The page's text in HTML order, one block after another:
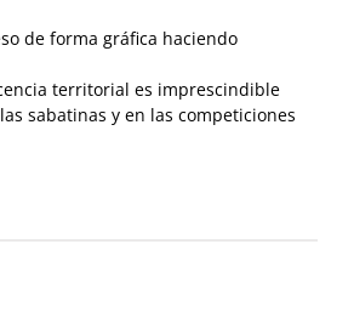
de forma gráfica haciendo
territorial es imprescindible
sabatinas y en las competiciones